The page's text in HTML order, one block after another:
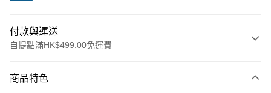
付款與運送
自提點滿HK$499.00免運費
信用卡
商品特色